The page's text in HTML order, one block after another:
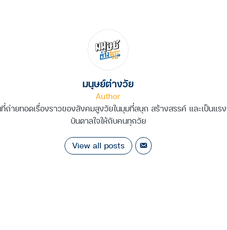
มนุษย์ต่างวัย
Author
ถ่ายทอดเรื่องราวของสังคมสูงวัยในมุมที่สนุก สร้างสรรค์ และเป็นแรง
บันดาลใจให้กับคนทุกวัย
View all posts